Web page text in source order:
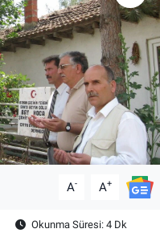
A- A+
Okunma Süresi: 4 Dk